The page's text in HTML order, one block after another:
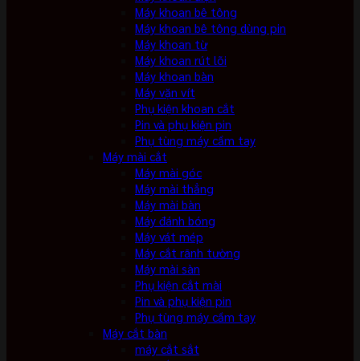
Máy khoan bê tông
Máy khoan bê tông dùng pin
Máy khoan từ
Máy khoan rút lõi
Máy khoan bàn
Máy vặn vít
Phụ kiện khoan cắt
Pin và phụ kiện pin
Phụ tùng máy cầm tay
Máy mài cắt
Máy mài góc
Máy mài thẳng
Máy mài bàn
Máy đánh bóng
Máy vát mép
Máy cắt rãnh tường
Máy mài sàn
Phụ kiện cắt mài
Pin và phụ kiện pin
Phụ tùng máy cầm tay
Máy cắt bàn
máy cắt sắt